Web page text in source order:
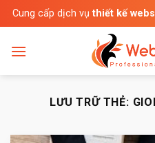
qua
dung
Cung cấp dịch vụ thiết kế
LƯU TRỮ THẺ: